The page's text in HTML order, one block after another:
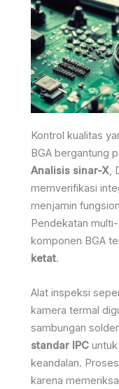
Kontrol kualitas
BGA bergantung
Analisis sinar-X,
memverifikasi
menjamin
Pendekatan
komponen BGA
ketat.
Alat inspeksi
kamera termal
sambungan
standar IPC
keandalan.
karena